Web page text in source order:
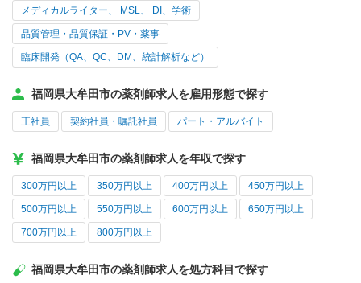
メディカルライター、 MSL、 DI、学術
品質管理・品質保証・PV・薬事
臨床開発（QA、QC、DM、統計解析など）
福岡県大牟田市の薬剤師求人を雇用形態で探す
正社員 契約社員・嘱託社員 パート・アルバイト
福岡県大牟田市の薬剤師求人を年収で探す
300万円以上 350万円以上 400万円以上 450万円以上
500万円以上 550万円以上 600万円以上 650万円以上
700万円以上 800万円以上
福岡県大牟田市の薬剤師求人を処方科目で探す